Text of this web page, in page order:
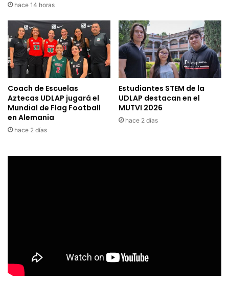
hace 14 horas
Coach de Escuelas
Aztecas UDLAP jugará el
Mundial de Flag Football
en Alemania
hace 2 días
Estudiantes STEM de la
UDLAP destacan en el
MUTVI 2026
hace 2 días